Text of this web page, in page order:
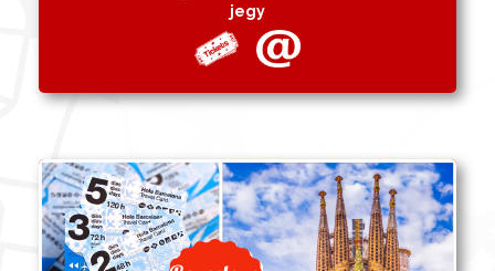
jegy